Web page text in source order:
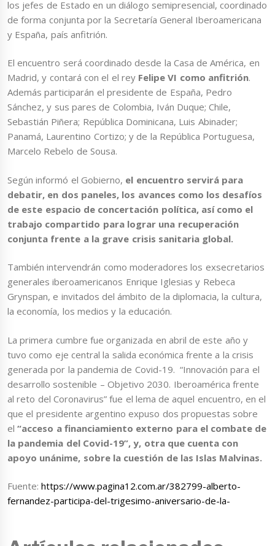
los jefes de Estado en un diálogo semipresencial, coordinado
de forma conjunta por la Secretaría General Iberoamericana
y España, país anfitrión.
El encuentro será coordinado desde la Casa de América, en
Madrid, y contará con el el rey Felipe VI como anfitrión.
Además participarán el presidente de España, Pedro
Sánchez, y sus pares de Colombia, Iván Duque; Chile,
Sebastián Piñera; República Dominicana, Luis Abinader;
Panamá, Laurentino Cortizo; y de la República Portuguesa,
Marcelo Rebelo de Sousa.
Según informó el Gobierno, el encuentro servirá para
debatir, en dos paneles, los avances como los desafíos
de este espacio de concertación política, así como el
trabajo compartido para lograr una recuperación
conjunta frente a la grave crisis sanitaria global.
También intervendrán como moderadores los exsecretarios
generales iberoamericanos Enrique Iglesias y Rebeca
Grynspan, e invitados del ámbito de la diplomacia, la cultura,
la economía, los medios y la educación.
La primera cumbre fue organizada en abril de este año y
tuvo como eje central la salida económica frente a la crisis
generada por la pandemia de Covid-19. “Innovación para el
desarrollo sostenible – Objetivo 2030. Iberoamérica frente
al reto del Coronavirus” fue el lema de aquel encuentro, en el
que el presidente argentino expuso dos propuestas sobre
el“acceso a financiamiento externo para el combate de
la pandemia del Covid-19”, y, otra que cuenta con
apoyo unánime, sobre la cuestión de las Islas Malvinas.
Fuente:https://www.pagina12.com.ar/382799-alberto-
fernandez-participa-del-trigesimo-aniversario-de-la-